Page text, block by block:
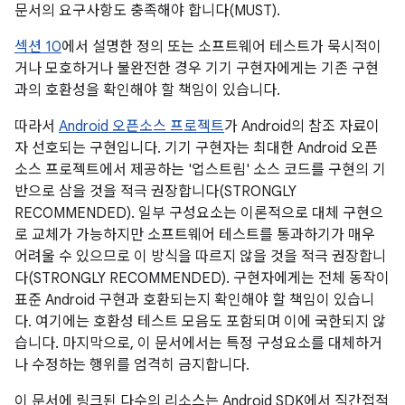
문서의 요구사항도 충족해야 합니다(MUST).
섹션 10에서 설명한 정의 또는 소프트웨어 테스트가 묵시적이
거나 모호하거나 불완전한 경우 기기 구현자에게는 기존 구현
과의 호환성을 확인해야 할 책임이 있습니다.
따라서 Android 오픈소스 프로젝트가 Android의 참조 자료이
자 선호되는 구현입니다. 기기 구현자는 최대한 Android 오픈
소스 프로젝트에서 제공하는 '업스트림' 소스 코드를 구현의 기
반으로 삼을 것을 적극 권장합니다(STRONGLY
RECOMMENDED). 일부 구성요소는 이론적으로 대체 구현으
로 교체가 가능하지만 소프트웨어 테스트를 통과하기가 매우
어려울 수 있으므로 이 방식을 따르지 않을 것을 적극 권장합니
다(STRONGLY RECOMMENDED). 구현자에게는 전체 동작이
표준 Android 구현과 호환되는지 확인해야 할 책임이 있습니
다. 여기에는 호환성 테스트 모음도 포함되며 이에 국한되지 않
습니다. 마지막으로, 이 문서에서는 특정 구성요소를 대체하거
나 수정하는 행위를 엄격히 금지합니다.
이 문서에 링크된 다수의 리소스는 Android SDK에서 직간접적